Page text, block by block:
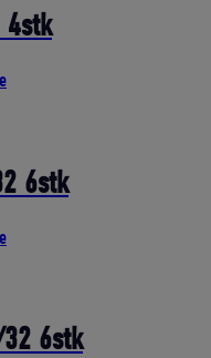
4stk
6stk
32 6stk